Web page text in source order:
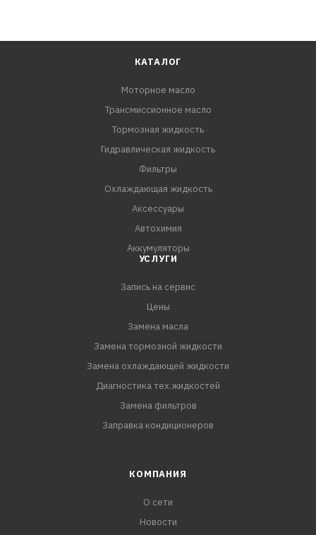
КАТАЛОГ
Моторное масло
Трансмиссионное масло
Тормозная жидкость
Гидравлическая жидкость
Фильтры
Охлаждающая жидкость
Аксессуары
Автохимия
Аккумуляторы
УСЛУГИ
Запись на сервис
Цены
Замена масла
Замена тормозной жидкости
Замена охлаждающей жидкости
Диагностика тех.жидкостей
Замена фильтров
Заправка кондиционеров
КОМПАНИЯ
О сети
Новости